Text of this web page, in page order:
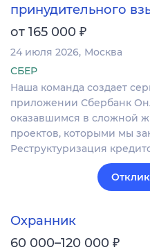
принудительного
от 165 000 ₽
24 июля 2026 Москва
СБЕР
Наша команда создает
приложении Сбербанк
оказавшимся в сложной
проектов, которыми мы
Реструктуризация
Охранник
60 000–120 000 ₽